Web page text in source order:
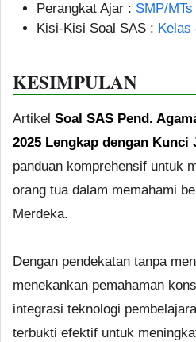
Perangkat Ajar : SMP/
Kisi-Kisi Soal SAS : Kelas
KESIMPULAN
Artikel Soal SAS Pend.
2025 Lengkap dengan Kunci
panduan komprehensif untuk
orang tua dalam memahami
Merdeka.
Dengan pendekatan tanpa
menekankan pemahaman
integrasi teknologi
terbukti efektif untuk